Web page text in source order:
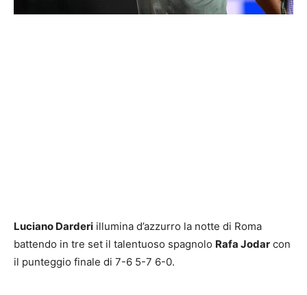
Luciano Darderi illumina d’azzurro la notte di Roma
battendo in tre set il talentuoso spagnolo Rafa Jodar con
il punteggio finale di 7-6 5-7 6-0.